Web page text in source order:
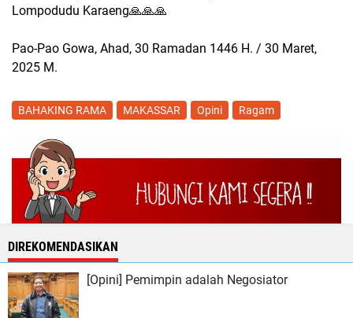
Lompodudu Karaeng🙏🙏🙏
Pao-Pao Gowa, Ahad, 30 Ramadan 1446 H. / 30 Maret,
2025 M.
BAHAKING RAMA MAKASSAR Opini Ragam
DIREKOMENDASIKAN
[Opini] Pemimpin adalah Negosiator